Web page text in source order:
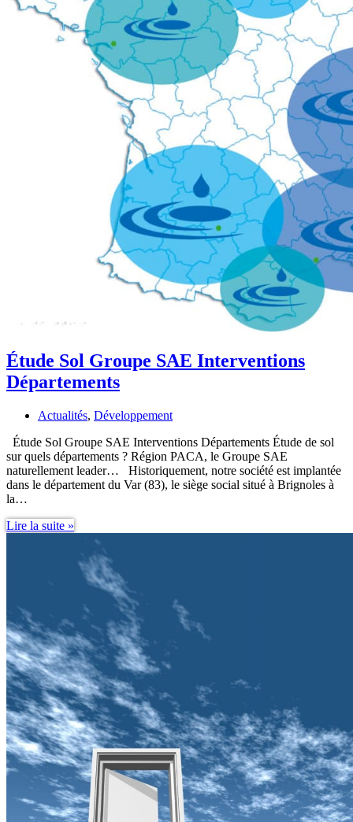
Étude Sol Groupe SAE Interventions
Départements
Actualités, Développement
Étude Sol Groupe SAE Interventions Départements Étude de sol
sur quels départements ? Région PACA, le Groupe SAE
naturellement leader… Historiquement, notre société est implantée
dans le département du Var (83), le siège social situé à Brignoles à
la…
Lire la suite »
Groupe
SAE
Interventions
Départements